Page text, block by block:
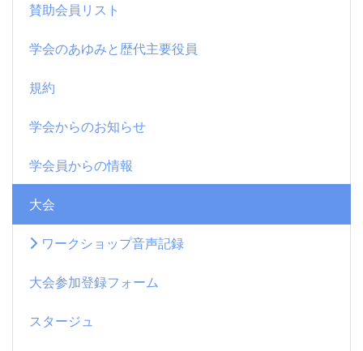
賛助会員リスト
学会のあゆみと歴代主要役員
規約
学会からのお知らせ
学会員からの情報
大会
ワークショップ音声記録
大会参加登録フォーム
スタージュ